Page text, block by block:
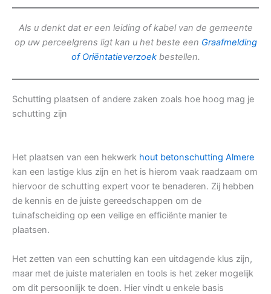
Als u denkt dat er een leiding of kabel van de gemeente
op uw perceelgrens ligt kan u het beste een Graafmelding
of Oriëntatieverzoekbestellen.
Schutting plaatsen of andere zaken zoals hoe hoog mag je
schutting zijn
Het plaatsen van een hekwerk hout betonschutting Almere
kan een lastige klus zijn en het is hierom vaak raadzaam om
hiervoor de schutting expert voor te benaderen. Zij hebben
de kennis en de juiste gereedschappen om de
tuinafscheiding op een veilige en efficiënte manier te
plaatsen.
Het zetten van een schutting kan een uitdagende klus zijn,
maar met de juiste materialen en tools is het zeker mogelijk
om dit persoonlijk te doen. Hier vindt u enkele basis